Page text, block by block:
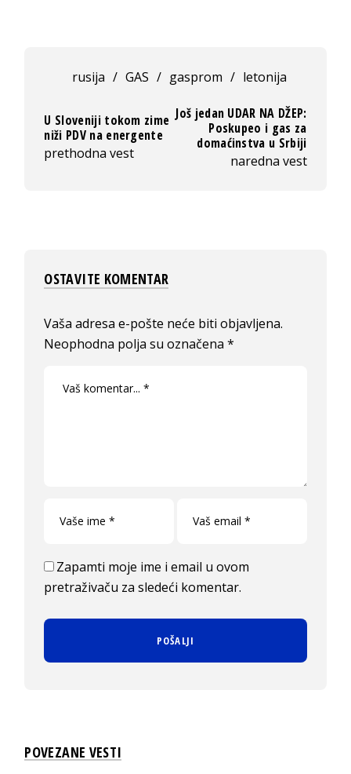
rusija / GAS / gasprom / letonija
U Sloveniji tokom zime
niži PDV na energente
prethodna vest
Još jedan UDAR NA DŽEP:
Poskupeo i gas za
domaćinstva u Srbiji
naredna vest
OSTAVITE KOMENTAR
Vaša adresa e-pošte neće biti objavljena.
Neophodna polja su označena*
Zapamti moje ime i email u ovom
pretraživaču za sledeći komentar.
POVEZANE VESTI